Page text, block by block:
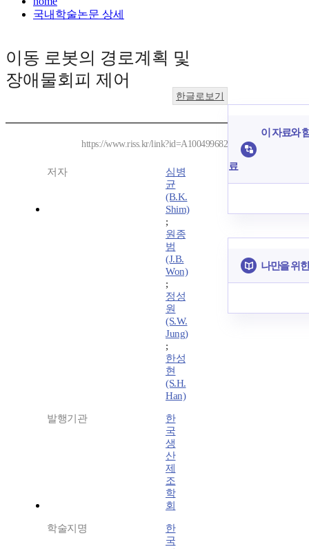
국내학술논문 상세
이동 로봇의 경로계획 및
장애물회피 제어
한글로보기
https://www.riss.kr/link?id=A100499682
저자
심병
균
(B.K.
Shim)
;
원종
범
(J.B.
Won)
;
정성
원
(S.W.
Jung)
;
한성
현
(S.H.
Han)
발행기관
한
국
생
산
제
조
학
회
학술지명
한
국
이 자료와
료
나만을 위